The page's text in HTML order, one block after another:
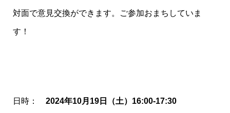
対面で意見交換ができます。ご参加おまちしていま
す！
日時： 2024年10月19日（土）16:00-17:30